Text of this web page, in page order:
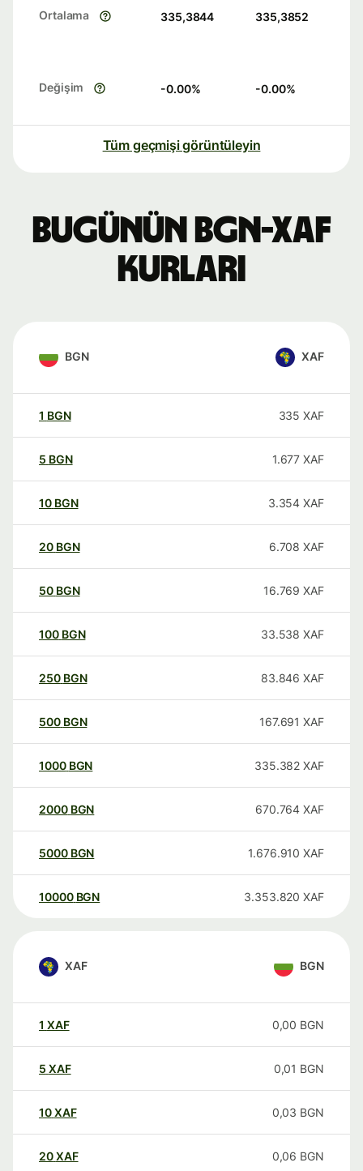
Ortalama 335,3844 335,3852
Değişim -0.00% -0.00%
Tüm geçmişi görüntüleyin
Bugünün BGN-XAF
kurları
BGN XAF
1 BGN 335 XAF
5 BGN 1.677 XAF
10 BGN 3.354 XAF
20 BGN 6.708 XAF
50 BGN 16.769 XAF
100 BGN 33.538 XAF
250 BGN 83.846 XAF
500 BGN 167.691 XAF
1000 BGN 335.382 XAF
2000 BGN 670.764 XAF
5000 BGN 1.676.910 XAF
10000 BGN 3.353.820 XAF
XAF BGN
1 XAF 0,00 BGN
5 XAF 0,01 BGN
10XAF 0,03 BGN
20XAF 0,06 BGN